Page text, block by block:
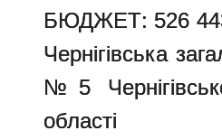
БЮДЖЕТ: 526
Чернігівська
№5
області